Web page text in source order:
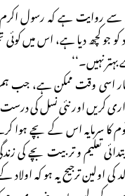
روایت ہے کہ رسول
جو کچھ دیا ہے، اس میں
نہیں۔‘‘
اسی وقت ممکن ہے، جب ہم
کریں اور نئی نسل کی
کا سرمایہ اس کے بچے ہوا
تعلیم و تربیت بچے کی
اولین ترجیح یہ ہو کہ